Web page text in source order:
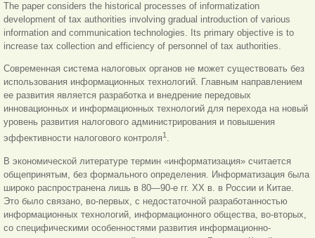
The paper considers the historical processes of informatization
development of tax authorities involving gradual introduction of various
information and communication technologies. Its primary objective is to
increase tax collection and efficiency of personnel of tax authorities.
Современная система налоговых органов не может существовать без
использования информационных технологий. Главным направлением
ее развития является разработка и внедрение передовых
инновационных и информационных технологий для перехода на новый
уровень развития налогового администрирования и повышения
эффективности налогового контроля1 .
В экономической литературе термин «информатизация» считается
общепринятым, без формального определения. Информатизация была
широко распространена лишь в 80—90-е гг. XX в. в России и Китае.
Это было связано, во-первых, с недостаточной разработанностью
информационных технологий, информационного общества, во-вторых,
со специфическими особенностями развития информационно-